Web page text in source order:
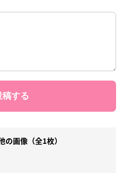
の画像（全1枚）